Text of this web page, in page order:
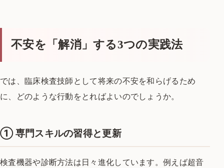
不安を「解消」する3つの実践法
では、臨床検査技師として将来の不安を和らげるため
に、
どのような行動をとればよいのでしょうか。
①専門スキルの習得と更新
検査機器や診断方法は日々進化しています。 例えば超音